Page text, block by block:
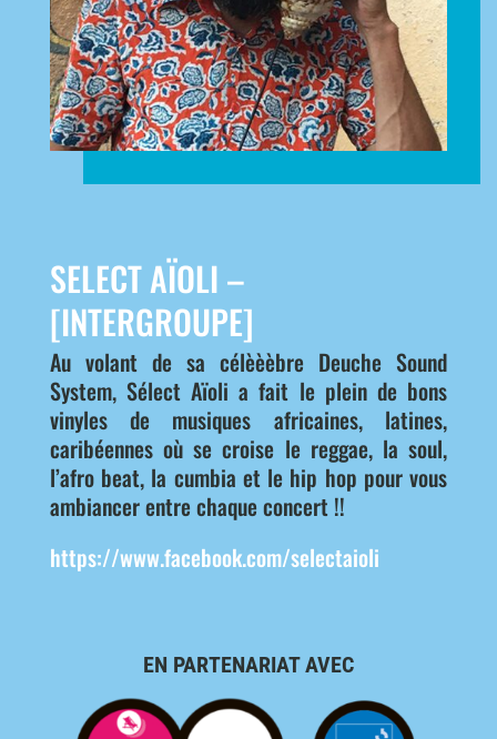
SELECT AÏOLI –
[INTERGROUPE]
Au volant de sa célèèèbre Deuche Sound
System, Sélect Aïoli a fait le plein de bons
vinyles de musiques africaines, latines,
caribéennes où se croise le reggae, la soul,
l’afro beat, la cumbia et le hip hop pour vous
ambiancer entre chaque concert !!
https://www.facebook.com/selectaioli
EN PARTENARIAT AVEC